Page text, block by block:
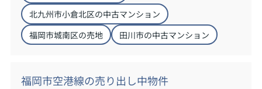
北九州市小倉北区の中古マンション
福岡市城南区の売地
田川市の中古マンション
福岡市空港線の売り出し中物件